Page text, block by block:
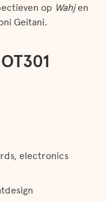
op Wahjen
Geitani.
electronics